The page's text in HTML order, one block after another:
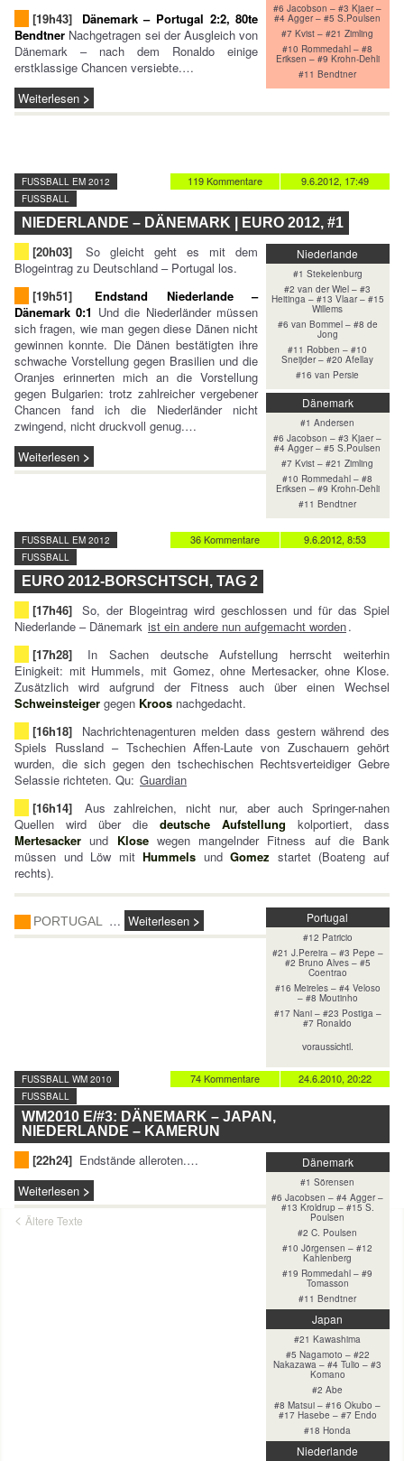
#6 Jacobson – #3 Kjaer –
#4 Agger – #5 S.Poulsen
#7 Kvist – #21 Zimling
#10 Rommedahl – #8
Eriksen – #9 Krohn-Dehli
#11 Bendtner
[19h43]
Dänemark – Portugal 2:2, 80te
Bendtner Nachgetragen sei der Ausgleich von
Dänemark – nach dem Ronaldo einige
erstklassige Chancen versiebte.…
Weiterlesen
9.6.2012, 17:49
119 Kommentare
FUSSBALL EM 2012
FUSSBALL
NIEDERLANDE – DÄNEMARK | EURO 2012, #1
Niederlande
#1 Stekelenburg
#2 van der Wiel – #3
Heitinga – #13 Vlaar – #15
Willems
#6 van Bommel – #8 de
Jong
#11 Robben – #10
Sneijder – #20 Afellay
#16 van Persie
Dänemark
#1 Andersen
#6 Jacobson – #3 Kjaer –
#4 Agger – #5 S.Poulsen
#7 Kvist – #21 Zimling
#10 Rommedahl – #8
Eriksen – #9 Krohn-Dehli
#11 Bendtner
[20h03]
So gleicht geht es mit dem
Blogeintrag zu Deutschland – Portugal los.
[19h51]
Endstand Niederlande –
Dänemark 0:1 Und die Niederländer müssen
sich fragen, wie man gegen diese Dänen nicht
gewinnen konnte. Die Dänen bestätigten ihre
schwache Vorstellung gegen Brasilien und die
Oranjes erinnerten mich an die Vorstellung
gegen Bulgarien: trotz zahlreicher vergebener
Chancen fand ich die Niederländer nicht
zwingend, nicht druckvoll genug.…
Weiterlesen
9.6.2012, 8:53
36 Kommentare
FUSSBALL EM 2012
FUSSBALL
EURO 2012-BORSCHTSCH, TAG 2
[17h46] So, der Blogeintrag wird geschlossen und für das Spiel
Niederlande – Dänemark ist ein andere nun aufgemacht worden.
[17h28]
In Sachen deutsche Aufstellung herrscht weiterhin
Einigkeit: mit Hummels, mit Gomez, ohne Mertesacker, ohne Klose.
Zusätzlich wird aufgrund der Fitness auch über einen Wechsel
Schweinsteiger gegen Kroos nachgedacht.
[16h18]
Nachrichtenagenturen melden dass gestern während des
Spiels Russland – Tschechien Affen-Laute von Zuschauern gehört
wurden, die sich gegen den tschechischen Rechtsverteidiger Gebre
Selassie richteten. Qu: Guardian
[16h14]
Aus zahlreichen, nicht nur, aber auch Springer-nahen
Quellen wird über die deutsche Aufstellung kolportiert, dass
Mertesacker und Klosewegen mangelnder Fitness auf die Bank
müssen und Löw mitHummels undGomez startet (Boateng auf
rechts).
PORTUGAL Portugal
#12 Patricio
#21 J.Pereira – #3 Pepe –
#2 Bruno Alves – #5
Coentrao
#16 Meireles – #4 Veloso
– #8 Moutinho
#17 Nani – #23 Postiga –
#7 Ronaldo
voraussichtl.
… Weiterlesen
24.6.2010, 20:22
74 Kommentare
FUSSBALL WM 2010
FUSSBALL
WM2010 E/#3: DÄNEMARK – JAPAN,
NIEDERLANDE – KAMERUN
Dänemark
#1 Sörensen
#6 Jacobsen – #4 Agger –
#13 Kroldrup – #15 S.
Poulsen
#2 C. Poulsen
#10 Jörgensen – #12
Kahlenberg
#19 Rommedahl – #9
Tomasson
#11 Bendtner
Japan
#21 Kawashima
#5 Nagamoto – #22
Nakazawa – #4 Tulio – #3
Komano
#2 Abe
#8 Matsui – #16 Okubo –
#17 Hasebe – #7 Endo
#18 Honda
Niederlande
[22h24] Endstände alleroten.…
Weiterlesen
Ältere Texte